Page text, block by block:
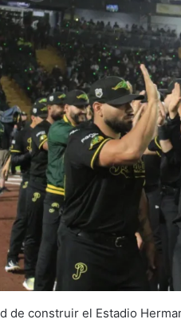
de construir el Estadio